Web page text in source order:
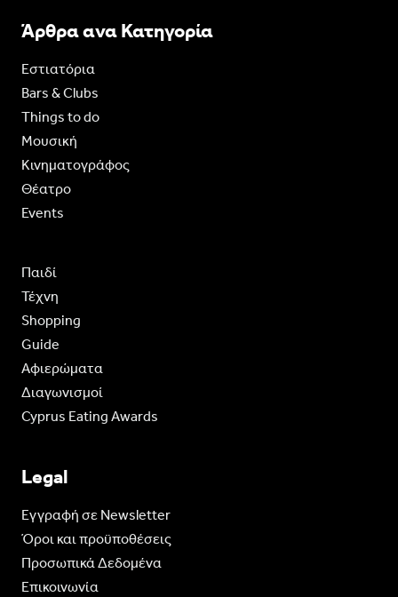
Άρθρα ανα Κατηγορία
Εστιατόρια
Bars & Clubs
Things to do
Moυσική
Κινηματογράφος
Θέατρο
Events
Παιδί
Τέχνη
Shopping
Guide
Aφιερώματα
Διαγωνισμοί
Cyprus Eating Awards
Legal
Eγγραφή σε Newsletter
Όροι και προϋποθέσεις
Προσωπικά Δεδομένα
Επικοινωνία